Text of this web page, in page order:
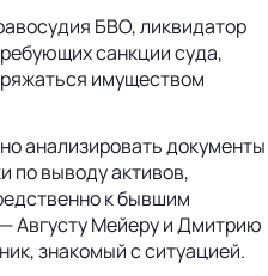
БВО, ликвидатор
санкции суда,
имуществом
анализировать документы
по выводу активов,
к бывшим
Августу Мейеру и Дмитрию
знакомый с ситуацией.